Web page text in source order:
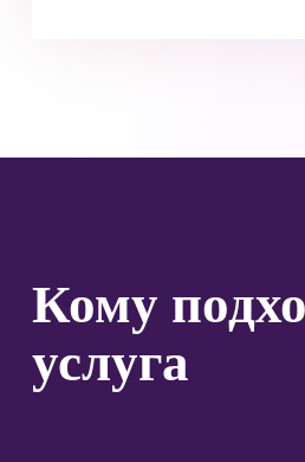
Кому
услуга